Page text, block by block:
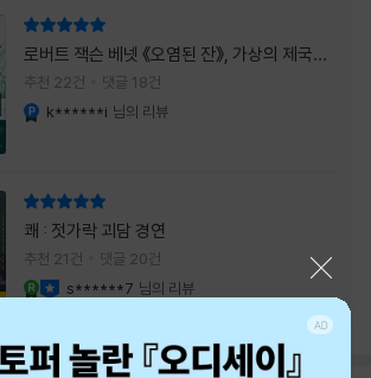
로버트 잭슨 베넷 《오염된 잔》, 가상의 제국이
주는 실감과 미스터리 사건의 치밀함이 이루어
내는 최상의 시너지...
추천 22건 댓글 18건
k******i 님의 리뷰
쾌 : 젓가락 괴담 경연
추천 21건 댓글 20건
s******7 님의 리뷰